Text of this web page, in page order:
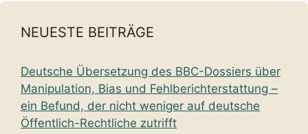
NEUESTE BEITRÄGE
Deutsche Übersetzung des BBC-Dossiers über
Manipulation, Bias und Fehlberichterstattung –
ein Befund, der nicht weniger auf deutsche
Öffentlich-Rechtliche zutrifft